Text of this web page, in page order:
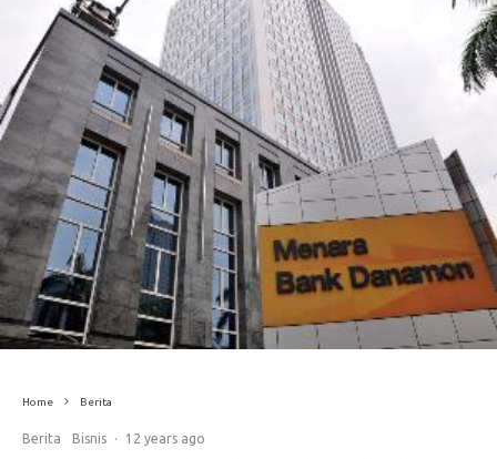
Home Berita
Berita Bisnis · 12 years ago